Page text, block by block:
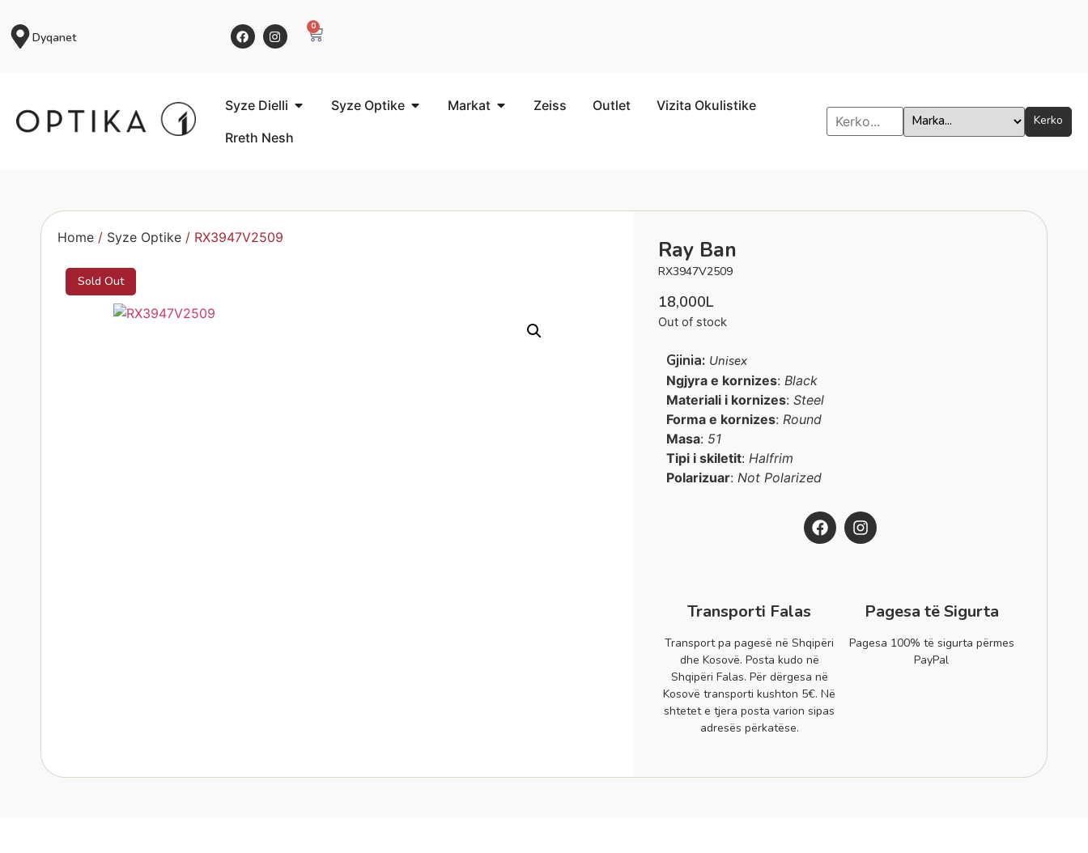
Dyqanet
0
Syze Dielli Syze Optike Markat Zeiss Outlet
Vizita Okulistike
Rreth Nesh
Kerko
Home / Syze Optike / RX3947V2509
Sold Out
Ray Ban
RX3947V2509
18,000L
Out of stock
Gjinia: Unisex
Ngjyra e kornizes:Black
Materiali i kornizes:Steel
Forma e kornizes:Round
Masa: 51
Tipi i skiletit:Halfrim
Polarizuar:Not Polarized
Transporti Falas
Transport pa pagesë në Shqipëri
dhe Kosovë. Posta kudo në
Shqipëri Falas. Për dërgesa në
Kosovë transporti kushton 5€. Në
shtetet e tjera posta varion sipas
adresës përkatëse.
Pagesa të Sigurta
Pagesa 100% të sigurta përmes
PayPal